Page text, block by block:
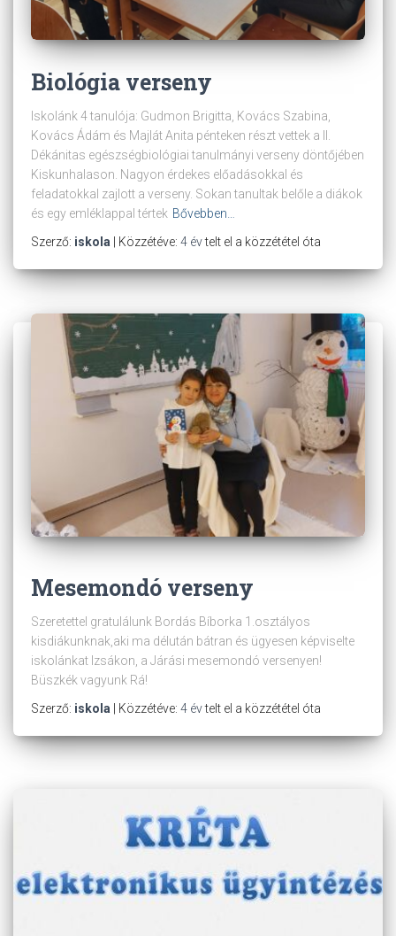
Biológia verseny
Iskolánk 4 tanulója: Gudmon Brigitta, Kovács Szabina,
Kovács Ádám és Majlát Anita pénteken részt vettek a II.
Dékánitas egészségbiológiai tanulmányi verseny döntőjében
Kiskunhalason. Nagyon érdekes előadásokkal és
feladatokkal zajlott a verseny. Sokan tanultak belőle a diákok
és egy emléklappal tértek Bővebben…
Szerző: iskola | Közzétéve: 4 évtelt el a közzététel óta
Mesemondó verseny
Szeretettel gratulálunk Bordás Bíborka 1.osztályos
kisdiákunknak,aki ma délután bátran és ügyesen képviselte
iskolánkat Izsákon, a Járási mesemondó versenyen!
Büszkék vagyunk Rá!
Szerző: iskola | Közzétéve: 4 évtelt el a közzététel óta